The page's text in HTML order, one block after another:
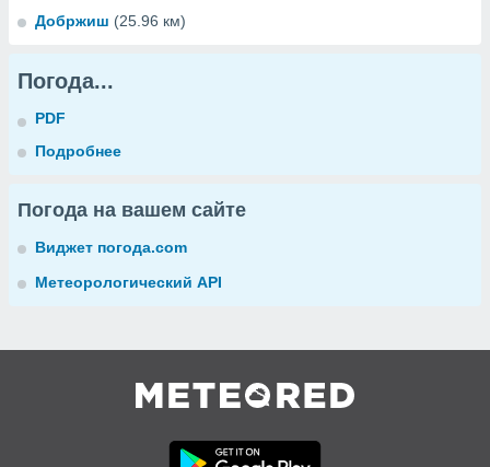
Добржиш (25.96 км)
Погода...
PDF
Подробнее
Погода на вашем сайте
Виджет погода.com
Метеорологический API